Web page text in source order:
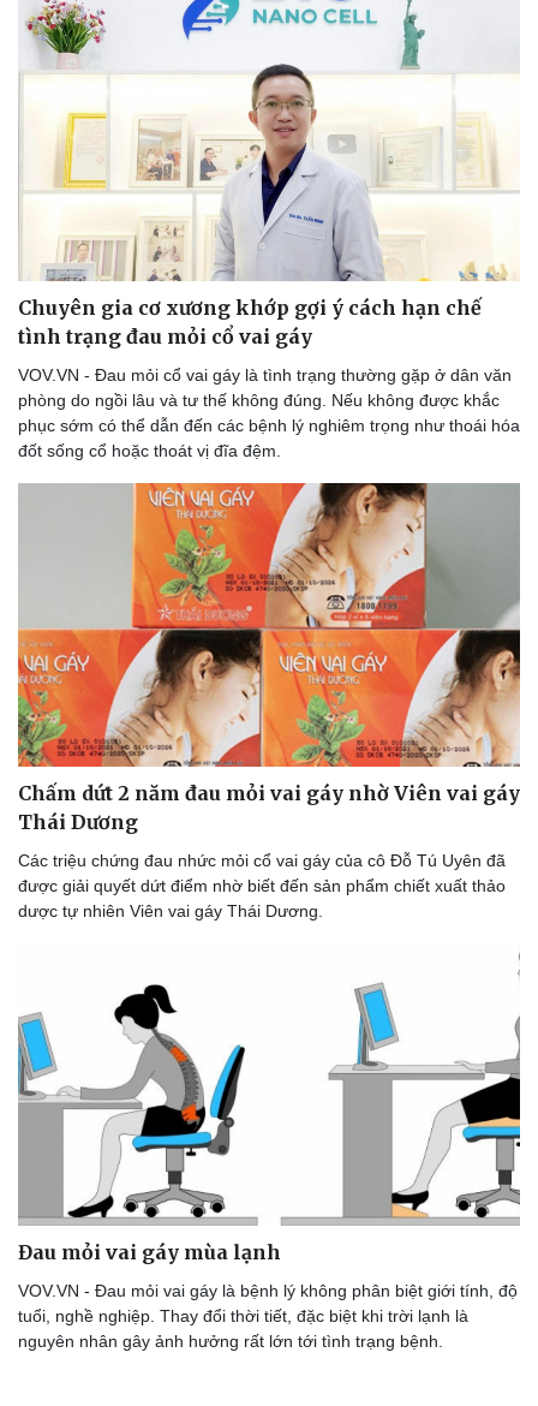
Chuyên gia cơ xương khớp gợi ý cách hạn chế
tình trạng đau mỏi cổ vai gáy
VOV.VN - Đau mỏi cổ vai gáy là tình trạng thường gặp ở dân văn
phòng do ngồi lâu và tư thế không đúng. Nếu không được khắc
phục sớm có thể dẫn đến các bệnh lý nghiêm trọng như thoái hóa
đốt sống cổ hoặc thoát vị đĩa đệm.
Chấm dứt 2 năm đau mỏi vai gáy nhờ Viên vai gáy
Thái Dương
Các triệu chứng đau nhức mỏi cổ vai gáy của cô Đỗ Tú Uyên đã
được giải quyết dứt điểm nhờ biết đến sản phẩm chiết xuất thảo
dược tự nhiên Viên vai gáy Thái Dương.
Đau mỏi vai gáy mùa lạnh
VOV.VN - Đau mỏi vai gáy là bệnh lý không phân biệt giới tính, độ
tuổi, nghề nghiệp. Thay đổi thời tiết, đặc biệt khi trời lạnh là
nguyên nhân gây ảnh hưởng rất lớn tới tình trạng bệnh.